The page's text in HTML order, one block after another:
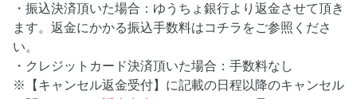
・振込決済頂いた場合：ゆうちょ銀行より返金させて頂き
ます。返金にかかる振込手数料はコチラをご参照くださ
い。
・クレジットカード決済頂いた場合：手数料なし
※【キャンセル返金受付】に記載の日程以降のキャンセル